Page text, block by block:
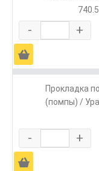
- +
Ä
Прокладка
(помпы) /
- +
Ä